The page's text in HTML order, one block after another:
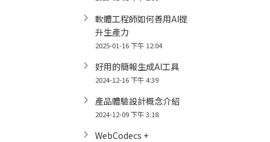
軟體工程師如何善用AI提
升生產力
2025-01-16 下午 12:04
好用的簡報生成AI工具
2024-12-16 下午 4:39
產品體驗設計概念介紹
2024-12-09 下午 3:18
WebCodecs +